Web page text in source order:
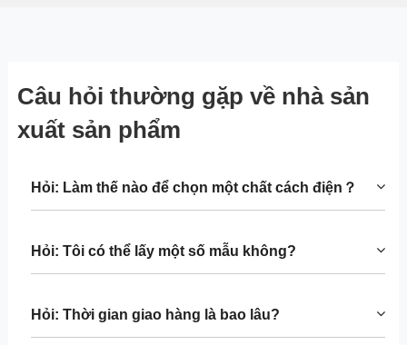
Câu hỏi thường gặp về nhà sản
xuất sản phẩm
Hỏi: Làm thế nào để chọn một chất cách điện？
Hỏi: Tôi có thể lấy một số mẫu không?
Hỏi: Thời gian giao hàng là bao lâu?